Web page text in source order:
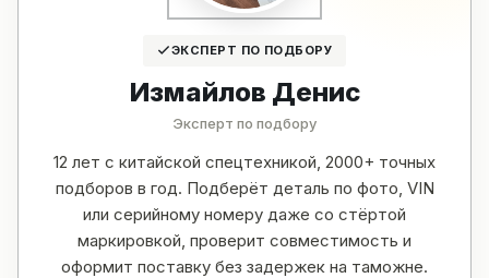
ЭКСПЕРТ ПО ПОДБОРУ
Измайлов Денис
Эксперт по подбору
12 лет с китайской спецтехникой, 2000+ точных
подборов в год. Подберёт деталь по фото, VIN
или серийному номеру даже со стёртой
маркировкой, проверит совместимость и
оформит поставку без задержек на таможне.